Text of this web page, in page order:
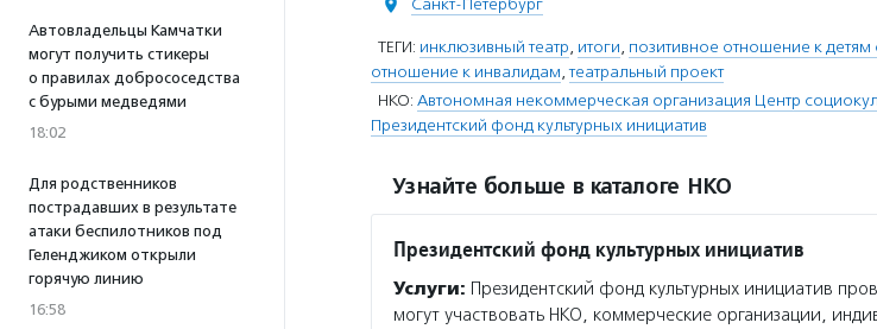
Автовладельцы Камчатки
могут получить стикеры
о правилах добрососедства
с бурыми медведями
18:02
Для родственников
пострадавших в результате
атаки беспилотников под
Геленджиком открыли
горячую линию
16:58
Санкт-Петербург
ТЕГИ: инклюзивный театр, итоги, позитивное отношение к
отношение к инвалидам,театральный проект
НКО: Автономная некоммерческая организация Центр
Президентский фонд культурных инициатив
Узнайте больше в каталоге НКО
Президентский фонд культурных инициатив
Услуги: Президентский фонд культурных инициатив
могут участвовать НКО, коммерческие организации,